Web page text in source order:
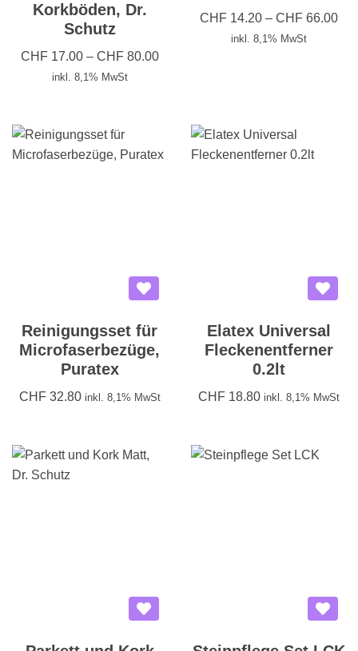
Korkböden, Dr.
Schutz
CHF17.00 – CHF80.00
inkl. 8,1% MwSt
CHF14.20 – CHF66.00
inkl. 8,1% MwSt
Reinigungsset für
Microfaserbezüge,
Puratex
CHF32.80 inkl. 8,1% MwSt
Elatex Universal
Fleckenentferner
0.2lt
CHF18.80 inkl. 8,1% MwSt